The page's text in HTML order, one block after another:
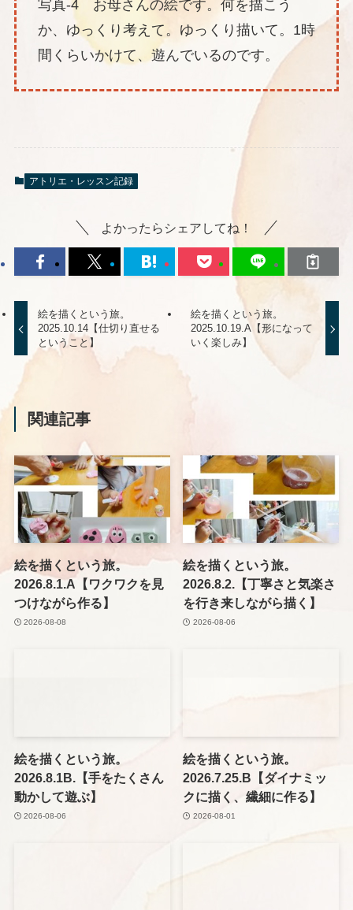
写真-4 お母さんの絵です。何を描こう
か、ゆっくり考えて。ゆっくり描いて。1時
間くらいかけて、遊んでいるのです。
アトリエ・レッスン記録
よかったらシェアしてね！
絵を描くという旅。
2025.10.14【仕切り直せる
ということ】
絵を描くという旅。
2025.10.19.A【形になって
いく楽しみ】
関連記事
絵を描くという旅。
2026.8.1.A【ワクワクを見
つけながら作る】
2026-08-08
絵を描くという旅。
2026.8.2.【丁寧さと気楽さ
を行き来しながら描く】
2026-08-06
絵を描くという旅。
2026.8.1B.【手をたくさん
動かして遊ぶ】
2026-08-06
絵を描くという旅。
2026.7.25.B【ダイナミッ
クに描く、繊細に作る】
2026-08-01